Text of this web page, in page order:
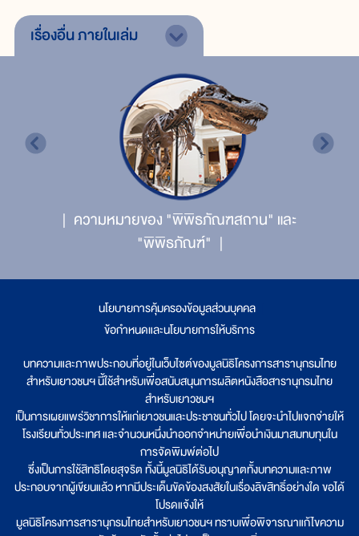
เรื่องอื่นภายในเล่ม
ความหมายของ "พิพิธภัณฑสถาน" และ
"พิพิธภัณฑ์"
นโยบายการคุ้มครองข้อมูลส่วนบุคคล
ข้อกำหนดและนโยบายการให้บริการ
บทความและภาพประกอบที่อยู่ในเว็บไซต์ของมูลนิธิโครงการสารานุกรมไทย
สำหรับเยาวชนฯ นี้ใช้สำหรับเพื่อสนับสนุนการผลิตหนังสือสารานุกรมไทย
สำหรับเยาวชนฯ
เป็นการเผยแพร่วิชาการให้แก่เยาวชนและประชาชนทั่วไป โดยจะนำไปแจกจ่ายให้
โรงเรียนทั่วประเทศ และจำนวนหนึ่งนำออกจำหน่ายเพื่อนำเงินมาสมทบทุนใน
การจัดพิมพ์ต่อไป
ซึ่งเป็นการใช้สิทธิโดยสุจริต ทั้งนี้มูลนิธิได้รับอนุญาตทั้งบทความและภาพ
ประกอบจากผู้เขียนแล้ว หากมีประเด็นขัดข้องสงสัยในเรื่องลิขสิทธิ์อย่างใด ขอได้
โปรดแจ้งให้
มูลนิธิโครงการสารานุกรมไทยสำหรับเยาวชนฯ ทราบเพื่อพิจารณาแก้ไขความ